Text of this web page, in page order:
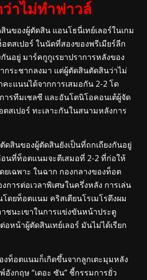
าไม่ทำฟาวล์
นของผู้ตัดสิน แอนโธนี่เทย์เลอร์ในเกม
ตสเปอร์ ในนัดที่สองของพรีเมียร์ลีก
นอยู่ มาร์คกูกูเรยาปราการหลังของ
กระชากลงมา แต่ผู้ตัดสินตัดสินว่าไม่
ะแนนได้จากการเสมอกัน 2-2 โด
ารทีมเชลซี และอันโตนิโอคอนเต้ผู้จัด
สเปอร์ ทะเลาะกันในสนามหลังการ
ดสินของผู้ตัดสินยังเป็นที่ถกเถียงกันอยู่
นที่ท็อตแนมจะตีเสมอที่ 2-2 ที่ก่อให้
ยเฉพาะ ในฉาก กองกลางของท็อต
ารต่อเวลาพิเศษในครึ่งหลัง การเล่น
ดยท็อตแนม คริสเตียนโรเมโรดึงผม
าชนะเขาในการแข่งขันหน้าประตู
หน้าผู้ตัดสินเทย์เลอร์ มันไม่ได้เรียก
งท็อตแนมก็เกิดขึ้นจากลูกเตะมุมหลัง
งกฤษ “เดอะ ซัน” ชี้กรรมการยั่ว